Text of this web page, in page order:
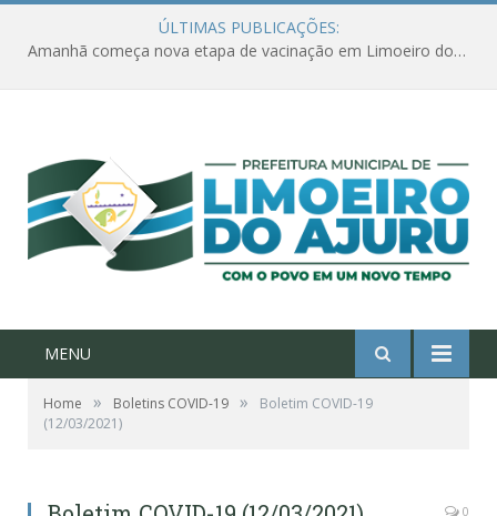
ÚLTIMAS PUBLICAÇÕES:
Amanhã começa nova etapa de vacinação em Limoeiro do Ajuru para idosos com 65 ou mais
MENU
Home » Boletins COVID-19 »
Boletim COVID-19
(12/03/2021)
0